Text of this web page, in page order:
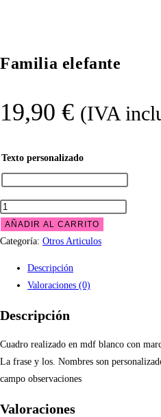
Familia elefante
19,90 € (IVA
Texto personalizado
Familia
elefante
cantidad
AÑADIR AL CARRITO
Categoría: Otros Articulos
Descripción
Valoraciones (0)
Descripción
Cuadro realizado en mdf blanco con
La frase y los. Nombres son
campo observaciones
Valoraciones